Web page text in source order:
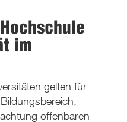
im
gelten für
offenbaren